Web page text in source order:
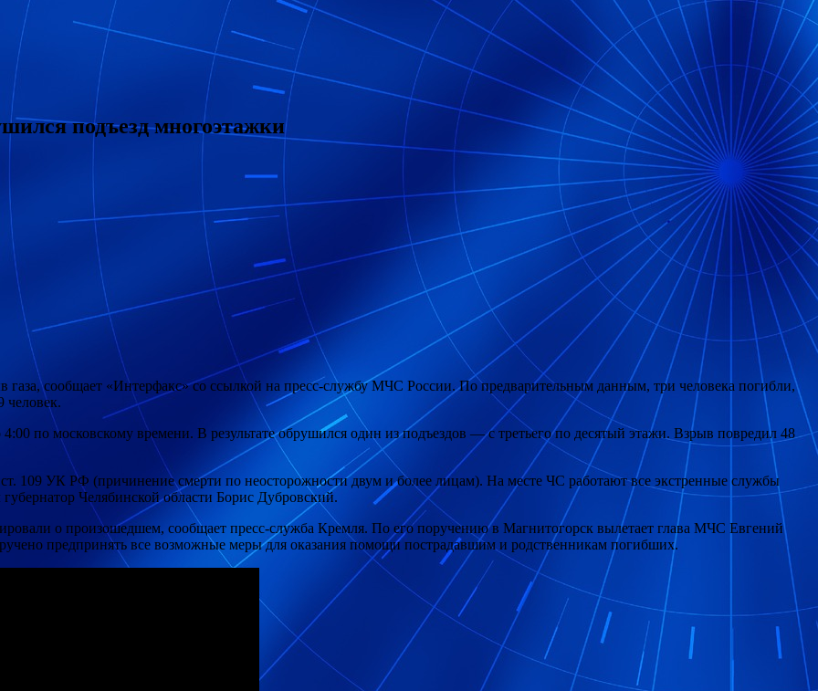
подъезд многоэтажки
сообщает «Интерфакс» со ссылкой на пресс-службу МЧС России. По предварительным данным, три человека погибли,
человек.
по московскому времени. В результате обрушился один из подъездов — с третьего по десятый этажи. Взрыв повредил 48
109 УК РФ (причинение смерти по неосторожности двум и более лицам). На месте ЧС работают все экстренные службы
Челябинской области Борис Дубровский.
о произошедшем, сообщает пресс-служба Кремля. По его поручению в Магнитогорск вылетает глава МЧС Евгений
предпринять все возможные меры для оказания помощи пострадавшим и родственникам погибших.